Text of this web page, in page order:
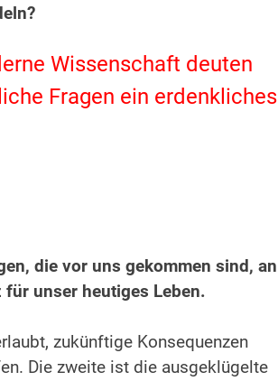
Wissenschaft deuten
Fragen ein erdenkliches
die vor uns gekommen sind, an
unser heutiges Leben.
zukünftige Konsequenzen
Die zweite ist die ausgeklügelte